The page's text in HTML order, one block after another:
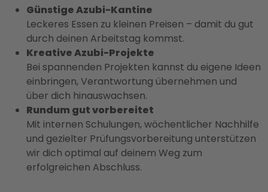
Günstige Azubi-Kantine
Leckeres Essen zu kleinen Preisen – damit du gut
durch deinen Arbeitstag kommst.
Kreative Azubi-Projekte
Bei spannenden Projekten kannst du eigene Ideen
einbringen, Verantwortung übernehmen und
über dich hinauswachsen.
Rundum gut vorbereitet
Mit internen Schulungen, wöchentlicher Nachhilfe
und gezielter Prüfungsvorbereitung unterstützen
wir dich optimal auf deinem Weg zum
erfolgreichen Abschluss.